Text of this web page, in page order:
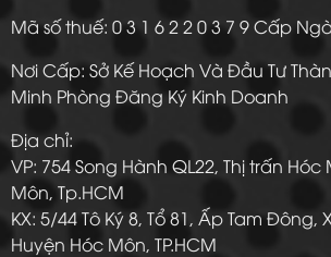
Mã số thuế: 0 3 1 6 2 2 0 3 7 9 Cấp
Nơi Cấp: Sở Kế Hoạch Và Đầu Tư
Minh Phòng Đăng Ký Kinh Doanh
Địa chỉ:
VP: 754 Song Hành QL22, Thị trấn
Môn, Tp.HCM
KX: 5/44 Tô Ký 8, Tổ 81, Ấp Tam Đông,
Huyện Hóc Môn, TP.HCM